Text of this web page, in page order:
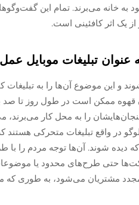
به خانه می‌برند. تمام این
یک اثر کافئینی است.
تبلیغات موبایل
و این موضوع آن‌ها را به تبلیغات
ممکن است در طول روز تا صد
را به محل کار
لوگو در واقع تبلیغات متحرکی
دیده شوند. آن‌ها توجه مردم را
حتی طرح‌های محدود یا
مجدد مشتریان می‌شود، به طوری که